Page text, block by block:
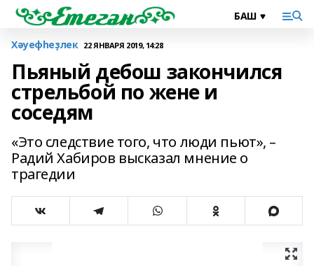
Хәуефһеҙлек 22 ЯНВАРЯ 2019, 14:28
Пьяный дебош закончился
стрельбой по жене и
соседям
«Это следствие того, что люди пьют», –
Радий Хабиров высказал мнение о
трагедии